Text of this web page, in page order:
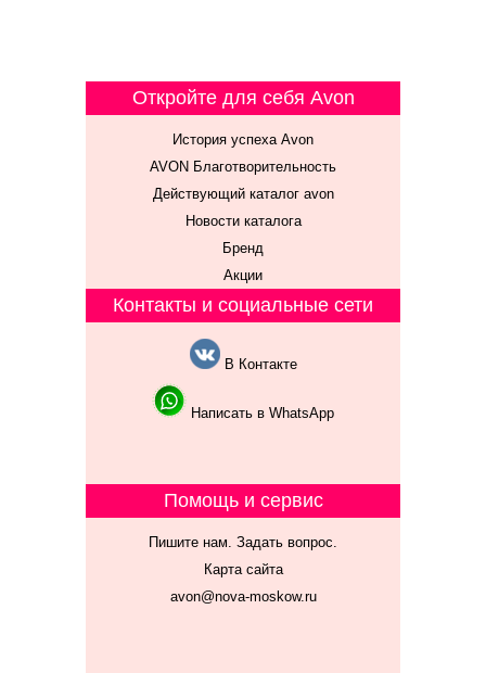
Откройте для себя Avon
История успеха Avon
AVON Благотворительность
Действующий каталог avon
Новости каталога
Бренд
Акции
Контакты и социальные сети
В Контакте
Написать в WhatsApp
Помощь и сервис
Пишите нам. Задать вопрос.
Карта сайта
avon@nova-moskow.ru